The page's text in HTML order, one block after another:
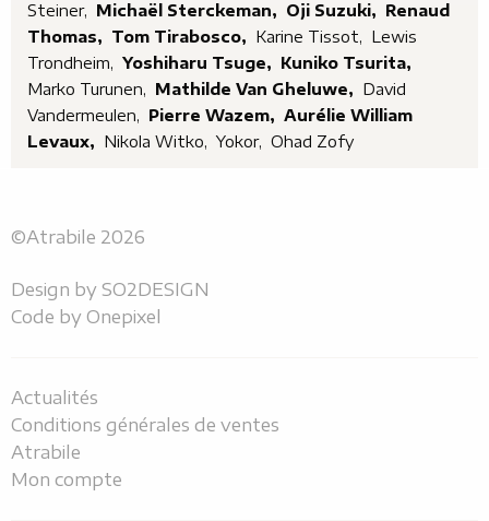
Steiner, Michaël Sterckeman, Oji Suzuki, Renaud
Thomas, Tom Tirabosco, Karine Tissot, Lewis
Trondheim, Yoshiharu Tsuge, Kuniko Tsurita,
Marko Turunen, Mathilde Van Gheluwe, David
Vandermeulen, Pierre Wazem, Aurélie William
Levaux, Nikola Witko, Yokor, Ohad Zofy
©Atrabile 2026
Design by SO2DESIGN
Code by Onepixel
Actualités
Conditions générales de ventes
Atrabile
Mon compte